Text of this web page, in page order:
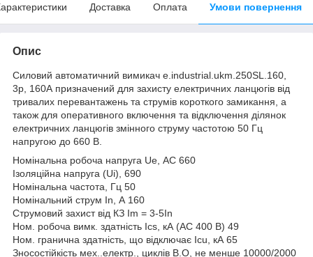
Доставка Оплата Умови повернення
Опис
Силовий автоматичний вимикач e.industrial.ukm.250SL.160,
3р, 160А призначений для захисту електричних ланцюгів від
тривалих перевантажень та струмів короткого замикання, а
також для оперативного включення та відключення ділянок
електричних ланцюгів змінного струму частотою 50 Гц
напругою до 660 В.
Номінальна робоча напруга Ue, АС 660
Ізоляційна напруга (Uі), 690
Номінальна частота, Гц 50
Номінальний струм In, А 160
Струмовий захист від КЗ Im = 3-5In
Ном. робоча вимк. здатність Ics, кА (АС 400 В) 49
Ном. гранична здатність, що відключає Icu, кА 65
Зносостійкість мех..електр., циклів В.О, не менше 10000/2000